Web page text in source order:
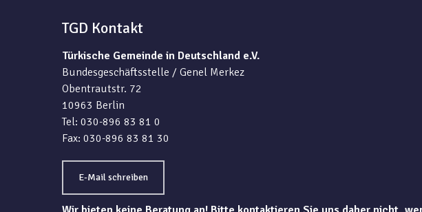
TGD Kontakt
Türkische Gemeinde in Deutschland e.V.
Bundesgeschäftsstelle / Genel Merkez
Obentrautstr. 72
10963 Berlin
Tel: 030-896 83 81 0
Fax: 030-896 83 81 30
E-Mail schreiben